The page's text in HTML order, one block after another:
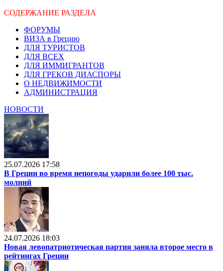
СОДЕРЖАНИЕ РАЗДЕЛА
ФОРУМЫ
ВИЗА в Грецию
ДЛЯ ТУРИСТОВ
ДЛЯ ВСЕХ
ДЛЯ ИММИГРАНТОВ
ДЛЯ ГРЕКОВ ДИАСПОРЫ
О НЕДВИЖИМОСТИ
АДМИНИСТРАЦИЯ
НОВОСТИ
25.07.2026 17:58
В Греции во время непогоды ударили более 100 тыс.
молний
24.07.2026 18:03
Новая левопатриотическая партия заняла второе место в
рейтингах Греции